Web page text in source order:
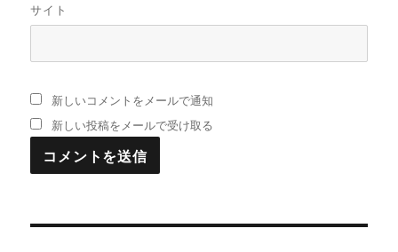
サイト
新しいコメントをメールで通知
新しい投稿をメールで受け取る